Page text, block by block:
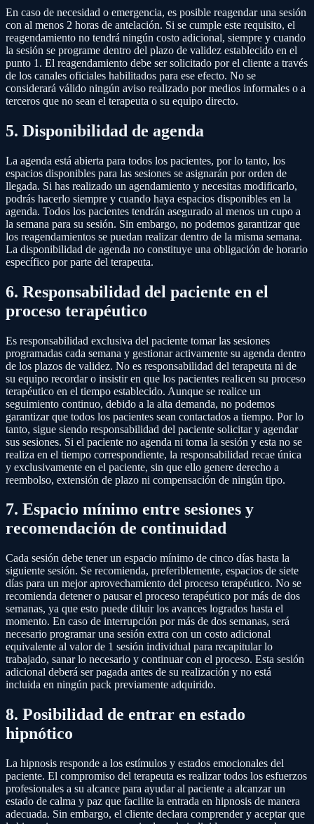
En caso de necesidad o emergencia, es posible reagendar una sesión
con al menos 2 horas de antelación. Si se cumple este requisito, el
reagendamiento no tendrá ningún costo adicional, siempre y cuando
la sesión se programe dentro del plazo de validez establecido en el
punto 1. El reagendamiento debe ser solicitado por el cliente a través
de los canales oficiales habilitados para ese efecto. No se
considerará válido ningún aviso realizado por medios informales o a
terceros que no sean el terapeuta o su equipo directo.
5. Disponibilidad de agenda
La agenda está abierta para todos los pacientes, por lo tanto, los
espacios disponibles para las sesiones se asignarán por orden de
llegada. Si has realizado un agendamiento y necesitas modificarlo,
podrás hacerlo siempre y cuando haya espacios disponibles en la
agenda. Todos los pacientes tendrán asegurado al menos un cupo a
la semana para su sesión. Sin embargo, no podemos garantizar que
los reagendamientos se puedan realizar dentro de la misma semana.
La disponibilidad de agenda no constituye una obligación de horario
específico por parte del terapeuta.
6. Responsabilidad del paciente en el
proceso terapéutico
Es responsabilidad exclusiva del paciente tomar las sesiones
programadas cada semana y gestionar activamente su agenda dentro
de los plazos de validez. No es responsabilidad del terapeuta ni de
su equipo recordar o insistir en que los pacientes realicen su proceso
terapéutico en el tiempo establecido. Aunque se realice un
seguimiento continuo, debido a la alta demanda, no podemos
garantizar que todos los pacientes sean contactados a tiempo. Por lo
tanto, sigue siendo responsabilidad del paciente solicitar y agendar
sus sesiones. Si el paciente no agenda ni toma la sesión y esta no se
realiza en el tiempo correspondiente, la responsabilidad recae única
y exclusivamente en el paciente, sin que ello genere derecho a
reembolso, extensión de plazo ni compensación de ningún tipo.
7. Espacio mínimo entre sesiones y
recomendación de continuidad
Cada sesión debe tener un espacio mínimo de cinco días hasta la
siguiente sesión. Se recomienda, preferiblemente, espacios de siete
días para un mejor aprovechamiento del proceso terapéutico. No se
recomienda detener o pausar el proceso terapéutico por más de dos
semanas, ya que esto puede diluir los avances logrados hasta el
momento. En caso de interrupción por más de dos semanas, será
necesario programar una sesión extra con un costo adicional
equivalente al valor de 1 sesión individual para recapitular lo
trabajado, sanar lo necesario y continuar con el proceso. Esta sesión
adicional deberá ser pagada antes de su realización y no está
incluida en ningún pack previamente adquirido.
8. Posibilidad de entrar en estado
hipnótico
La hipnosis responde a los estímulos y estados emocionales del
paciente. El compromiso del terapeuta es realizar todos los esfuerzos
profesionales a su alcance para ayudar al paciente a alcanzar un
estado de calma y paz que facilite la entrada en hipnosis de manera
adecuada. Sin embargo, el cliente declara comprender y aceptar que